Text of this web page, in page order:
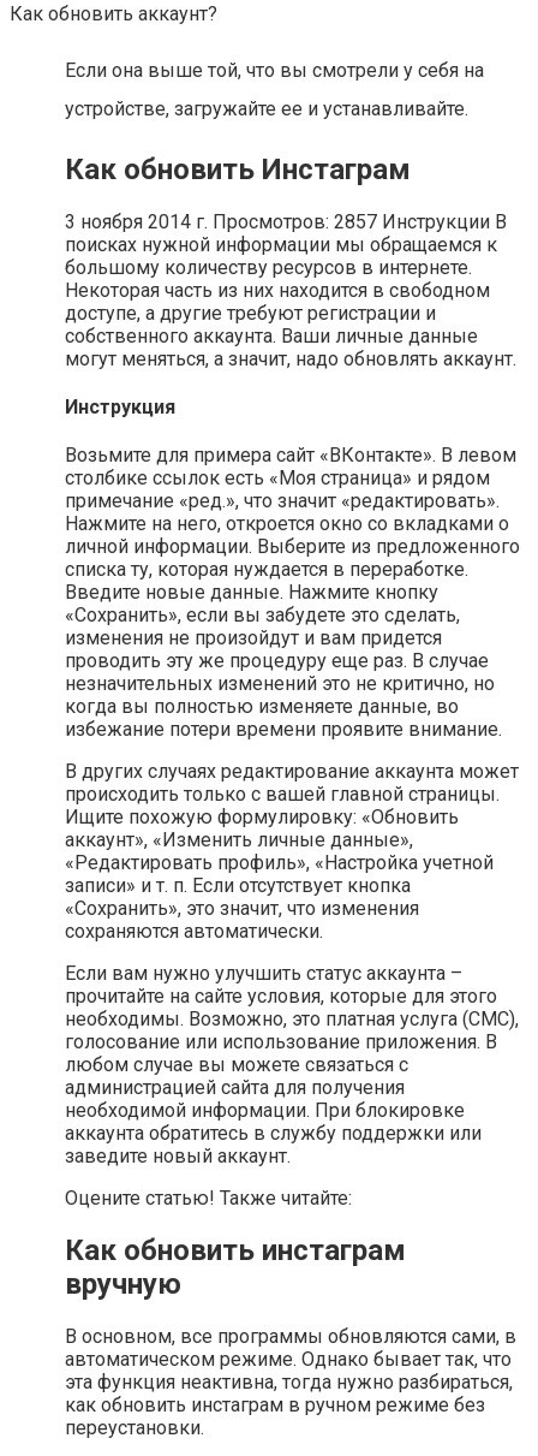
Как обновить аккаунт?
Если она выше той, что вы смотрели у себя на
устройстве, загружайте ее и устанавливайте.
Как обновить Инстаграм
3 ноября 2014 г. Просмотров: 2857 Инструкции В
поисках нужной информации мы обращаемся к
большому количеству ресурсов в интернете.
Некоторая часть из них находится в свободном
доступе, а другие требуют регистрации и
собственного аккаунта. Ваши личные данные
могут меняться, а значит, надо обновлять аккаунт.
Инструкция
Возьмите для примера сайт «ВКонтакте». В левом
столбике ссылок есть «Моя страница» и рядом
примечание «ред.», что значит «редактировать».
Нажмите на него, откроется окно со вкладками о
личной информации. Выберите из предложенного
списка ту, которая нуждается в переработке.
Введите новые данные. Нажмите кнопку
«Сохранить», если вы забудете это сделать,
изменения не произойдут и вам придется
проводить эту же процедуру еще раз. В случае
незначительных изменений это не критично, но
когда вы полностью изменяете данные, во
избежание потери времени проявите внимание.
В других случаях редактирование аккаунта может
происходить только с вашей главной страницы.
Ищите похожую формулировку: «Обновить
аккаунт», «Изменить личные данные»,
«Редактировать профиль», «Настройка учетной
записи» и т. п. Если отсутствует кнопка
«Сохранить», это значит, что изменения
сохраняются автоматически.
Если вам нужно улучшить статус аккаунта –
прочитайте на сайте условия, которые для этого
необходимы. Возможно, это платная услуга (СМС),
голосование или использование приложения. В
любом случае вы можете связаться с
администрацией сайта для получения
необходимой информации. При блокировке
аккаунта обратитесь в службу поддержки или
заведите новый аккаунт.
Оцените статью! Также читайте:
Как обновить инстаграм
вручную
В основном, все программы обновляются сами, в
автоматическом режиме. Однако бывает так, что
эта функция неактивна, тогда нужно разбираться,
как обновить инстаграм в ручном режиме без
переустановки.